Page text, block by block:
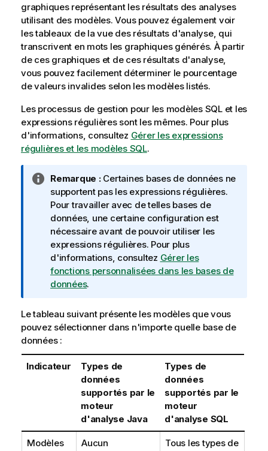
graphiques représentant les résultats des analyses
utilisant des modèles. Vous pouvez également voir
les tableaux de la vue des résultats d'analyse, qui
transcrivent en mots les graphiques générés. À partir
de ces graphiques et de ces résultats d'analyse,
vous pouvez facilement déterminer le pourcentage
de valeurs invalides selon les modèles listés.
Les processus de gestion pour les modèles SQL et les
expressions régulières sont les mêmes. Pour plus
d'informations, consultez Gérer les expressions
régulières et les modèles SQL.
N
o
t
e
I
n
f
o
r
a
t
i
n
Remarque :Certaines bases de données ne
supportent pas les expressions régulières.
Pour travailler avec de telles bases de
données, une certaine configuration est
nécessaire avant de pouvoir utiliser les
expressions régulières. Pour plus
d'informations, consultez Gérer les
fonctions personnalisées dans les bases de
données.
Le tableau suivant présente les modèles que vous
pouvez sélectionner dans n'importe quelle base de
données :
Indicateur
Types de
données
supportés par le
moteur
d'analyse Java
Types de
données
supportés par le
moteur
d'analyse SQL
Modèles
Aucun
Tous les types de